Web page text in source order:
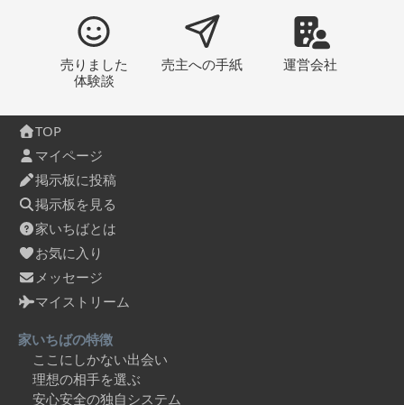
売りました
体験談
売主への手紙 運営会社
TOP
マイページ
掲示板に投稿
掲示板を見る
家いちばとは
お気に入り
メッセージ
マイストリーム
家いちばの特徴
ここにしかない出会い
理想の相手を選ぶ
安心安全の独自システム